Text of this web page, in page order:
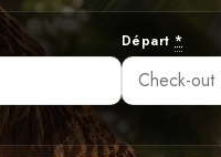
Départ *